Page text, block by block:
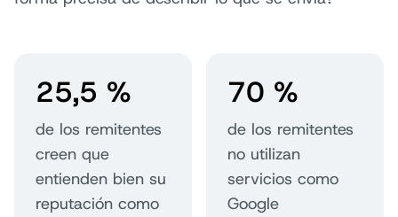
25,5 %
de los remitentes
creen que
entienden bien su
reputación como
70 %
de los remitentes
no utilizan
servicios como
Google